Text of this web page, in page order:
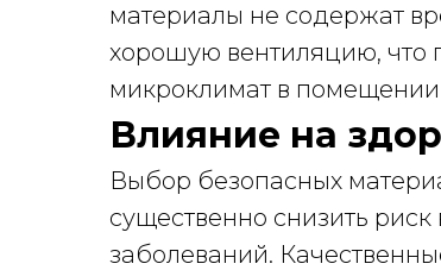
материалы не содержат
хорошую вентиляцию, что
микроклимат в
Влияние на
Выбор безопасных
существенно снизить
заболеваний.